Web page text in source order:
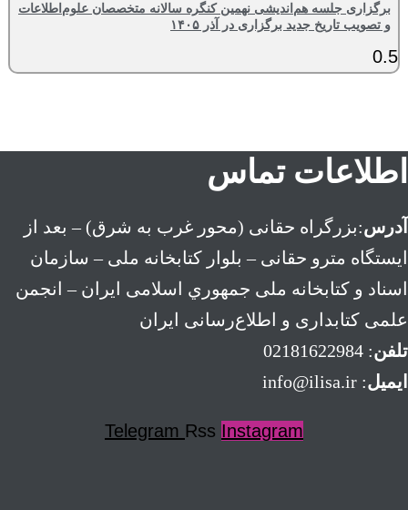
برگزاری جلسه هم‌اندیشی نهمین کنگره سالانه متخصصان علوم‌اطلاعات
و تصویب تاریخ جدید برگزاری در آذر ۱۴۰۵
اطلاعات تماس
آدرس:بزرگراه حقانی (محور غرب به شرق) – بعد از
ايستگاه مترو حقانی – بلوار كتابخانه ملی – سازمان
اسناد و كتابخانه ملی جمهوري اسلامی ايران – انجمن
علمی کتابداری و اطلاع‌رسانی ایران
تلفن: 02181622984
ایمیل: info@ilisa.ir
Telegram Rss Instagram